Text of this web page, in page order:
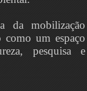
mobilização
como um espaço
pesquisa e